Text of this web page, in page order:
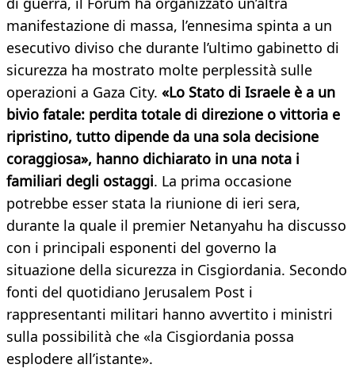
manifestazione di massa, l’ennesima spinta a un
esecutivo diviso che durante l’ultimo gabinetto di
sicurezza ha mostrato molte perplessità sulle
operazioni a Gaza City. «Lo Stato di Israele è a un
bivio fatale: perdita totale di direzione o vittoria e
ripristino, tutto dipende da una sola decisione
coraggiosa», hanno dichiarato in una nota i
familiari degli ostaggi. La prima occasione
potrebbe esser stata la riunione di ieri sera,
durante la quale il premier Netanyahu ha discusso
con i principali esponenti del governo la
situazione della sicurezza in Cisgiordania. Secondo
fonti del quotidiano Jerusalem Post i
rappresentanti militari hanno avvertito i ministri
sulla possibilità che «la Cisgiordania possa
esplodere all’istante».